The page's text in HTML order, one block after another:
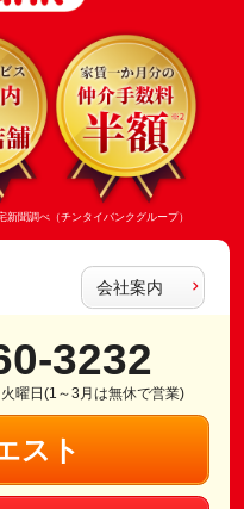
聞調べ（チンタイバンクグループ）
会社案内
3232
曜日(1～3月は無休で営業)
スト